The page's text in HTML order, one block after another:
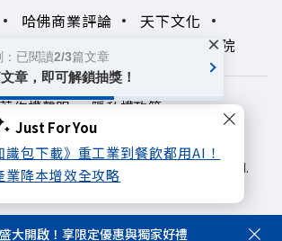
Just For You
識包下載》重工業到餐飲都用AI！
業降本增效全攻略
哈佛商業評論
天下文化
平台
50+ 領導影響力學院
著作權聲明
隱私權政策
Copyright© 1999~2026
版股份有限公司. All rights reserved.
大開啟！享限定優惠與獨家好禮
：已閱讀2/3篇文章
章，即可解鎖抽獎！
×